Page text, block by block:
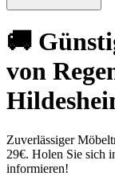
🚚
von
Zuverlässiger
29€. Holen Sie sich
informieren!